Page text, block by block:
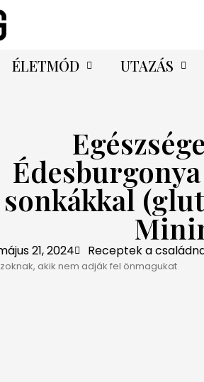
ÉLETMÓD UTAZÁS
sonkákkal
21, 2024 Receptek a
akik nem adják fel önmagukat